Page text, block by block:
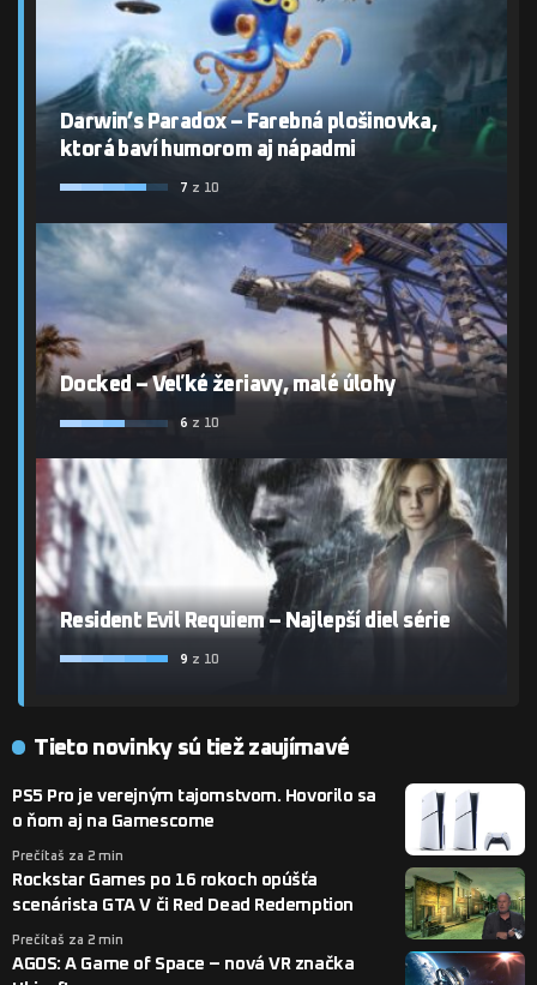
Darwin’s Paradox – Farebná plošinovka,
ktorá baví humorom aj nápadmi
7 z 10
Docked – Veľké žeriavy, malé úlohy
6 z 10
Resident Evil Requiem – Najlepší diel série
9 z 10
Tieto novinky sú tiež zaujímavé
PS5 Pro je verejným tajomstvom. Hovorilo sa
o ňom aj na Gamescome
Prečítaš za 2 min
Rockstar Games po 16 rokoch opúšťa
scenárista GTA V či Red Dead Redemption
Prečítaš za 2 min
AGOS: A Game of Space – nová VR značka